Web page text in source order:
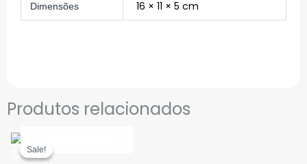
Dimensões 16 × 11 × 5 cm
Produtos relacionados
Sale!
Sale!